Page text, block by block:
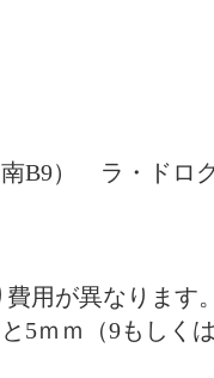
B9） ラ・ドロ
用が異なります
5ｍｍ（9もしく